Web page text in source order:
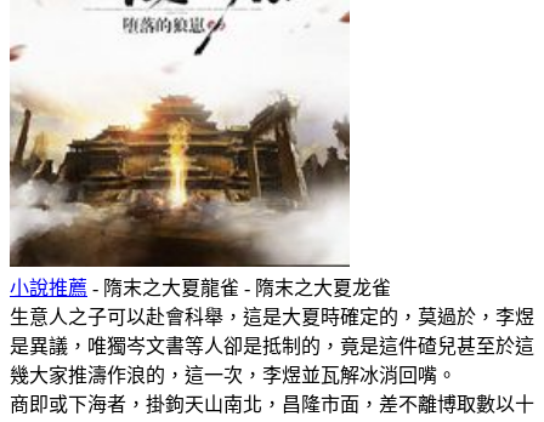
小說推薦 - 隋末之大夏龍雀 - 隋末之大夏龙雀
生意人之子可以赴會科舉，這是大夏時確定的，莫過於，李煜
是異議，唯獨岑文書等人卻是抵制的，竟是這件碴兒甚至於這
幾大家推濤作浪的，這一次，李煜並瓦解冰消回嘴。
商即或下海者，掛鉤天山南北，昌隆市面，差不離博取數以十